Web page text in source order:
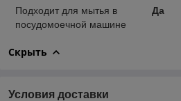
Подходит для мытья в
посудомоечной машине
Да
Скрыть
Условия доставки